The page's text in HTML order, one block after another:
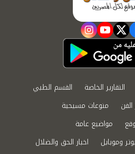
twitter
youtube
instagram
التقارير الخاصة
القسم الطبي
الفن
منوعات مسيحية
مواضيع عامة
وموبايل
اخبار الحق والضلال